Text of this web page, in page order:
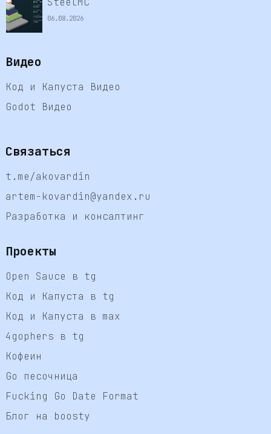
06.08.2026
Видео
Код и Капуста Видео
Godot Видео
Связаться
t.me/akovardin
artem-kovardin@yandex.ru
Разработка и консалтинг
Проекты
Open Sauce в tg
Код и Капуста в tg
Код и Капуста в max
4gophers в tg
Кофеин
Go песочница
Fucking Go Date Format
Блог на boosty